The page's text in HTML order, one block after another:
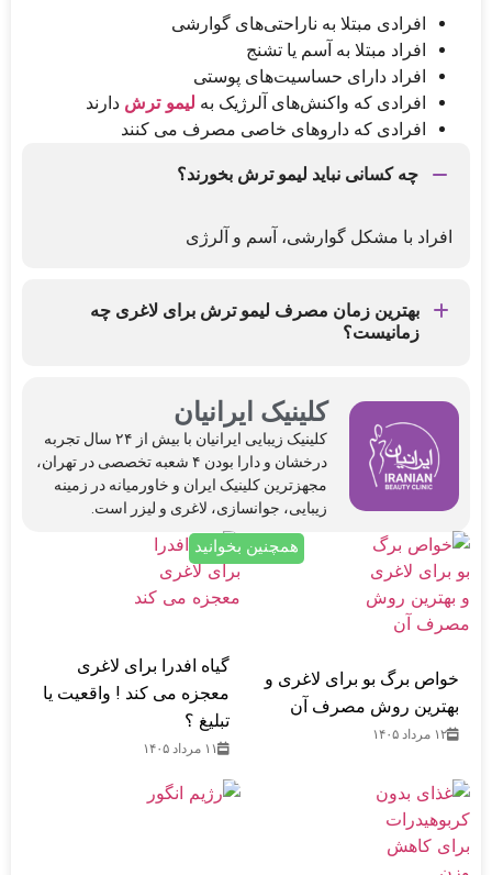
افرادی مبتلا به ناراحتی‌های گوارشی
افراد مبتلا به آسم یا تشنج
افراد دارای حساسیت‌های پوستی
افرادی که واکنش‌های آلرژیک به لیمو ترش دارند
افرادی که داروهای خاصی مصرف می کنند
چه کسانی نباید لیمو ترش بخورند؟
افراد با مشکل گوارشی، آسم و آلرژی
بهترین زمان مصرف لیمو ترش برای لاغری چه
زمانیست؟
کلینیک ایرانیان
کلینیک‌ زیبایی ایرانیان با بیش از ۲۴ سال تجربه
درخشان و دارا بودن ۴ شعبه تخصصی در تهران،
مجهزترین کلینیک ایران و خاورمیانه در زمینه
زیبایی، جوانسازی، لاغری و لیزر است.
همچنین بخوانید
خواص برگ بو برای لاغری و
بهترین روش مصرف آن
۱۲ مرداد ۱۴۰۵
گیاه افدرا برای لاغری
معجزه می کند ! واقعیت یا
تبلیغ ؟
۱۱ مرداد ۱۴۰۵